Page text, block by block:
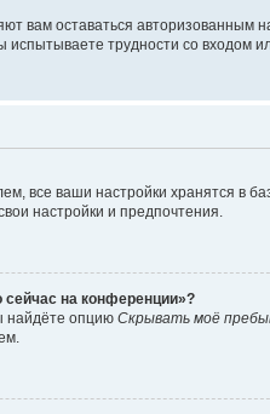
вам оставаться
испытываете трудности со
все ваши настройки хранятся
настройки и предпочтения.
сейчас на конференции»?
найдёте опциюСкрывать моё